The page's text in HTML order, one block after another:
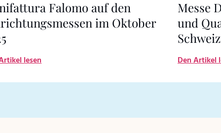
Falomo auf den
im Oktober
lesen
Messe
und
Schweiz
Den Artikel